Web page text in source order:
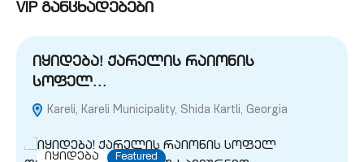
VIP განცხადებები
იყიდება! ქარელის რაიონის
სოფელ…
Kareli, Kareli Municipality, Shida Kartli, Georgia
იყიდება Featured